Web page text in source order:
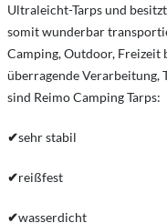
Ultraleicht-Tarps und
somit wunderbar
Camping, Outdoor, Freizeit
überragende Verarbeitung,
sind Reimo Camping Tarps:
✔sehr stabil
✔reißfest
✔wasserdicht